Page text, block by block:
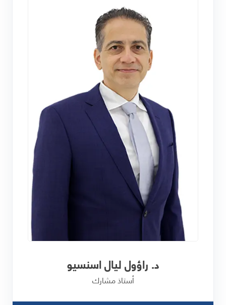
د. راؤول ليال اسنسيو
أستاذ مشارك